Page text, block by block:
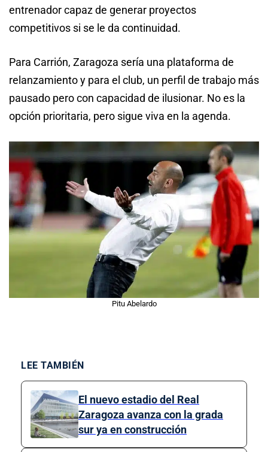
entrenador capaz de generar proyectos
competitivos si se le da continuidad.
Para Carrión, Zaragoza sería una plataforma de
relanzamiento y para el club, un perfil de trabajo más
pausado pero con capacidad de ilusionar. No es la
opción prioritaria, pero sigue viva en la agenda.
Pitu Abelardo
LEE TAMBIÉN
El nuevo estadio del Real
Zaragoza avanza con la grada
sur ya en construcción